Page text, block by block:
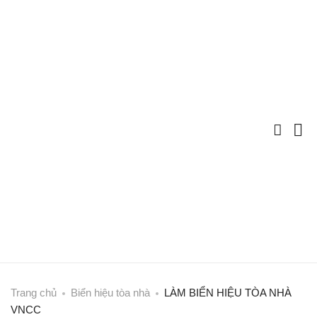
Trang chủ Biển hiệu tòa nhà
LÀM BIỂN HIỆU TÒA NHÀ
VNCC